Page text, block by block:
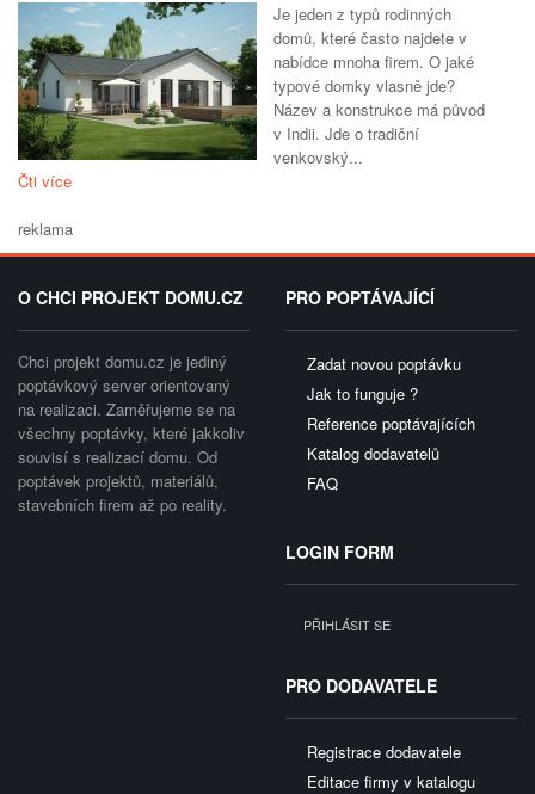
Je jeden z typů rodinných
domů, které často najdete v
nabídce mnoha firem. O jaké
typové domky vlasně jde?
Název a konstrukce má původ
v Indii. Jde o tradiční
venkovský...
Čti více
reklama
O CHCI PROJEKT DOMU.CZ
Chci projekt domu.cz je jediný
poptávkový server orientovaný
na realizaci. Zaměřujeme se na
všechny poptávky, které jakkoliv
souvisí s realizací domu. Od
poptávek projektů, materiálů,
stavebních firem až po reality.
PRO POPTÁVAJÍCÍ
Zadat novou poptávku
Jak to funguje ?
Reference poptávajících
Katalog dodavatelů
FAQ
LOGIN FORM
PŘIHLÁSIT SE
PRO DODAVATELE
Registrace dodavatele
Editace firmy v katalogu